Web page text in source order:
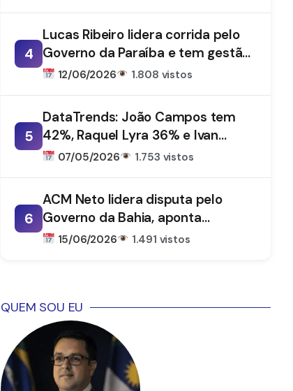
4
Lucas Ribeiro lidera corrida pelo
Governo da Paraíba e tem gestão
aprovada por 66%, aponta
12/06/2026 1.808 vistos
5
DataTrends: João Campos tem
42%, Raquel Lyra 36% e Ivan
Moraes 1%
07/05/2026 1.753 vistos
6
ACM Neto lidera disputa pelo
Governo da Bahia, aponta
DataTrends
15/06/2026 1.491 vistos
QUEM SOU EU